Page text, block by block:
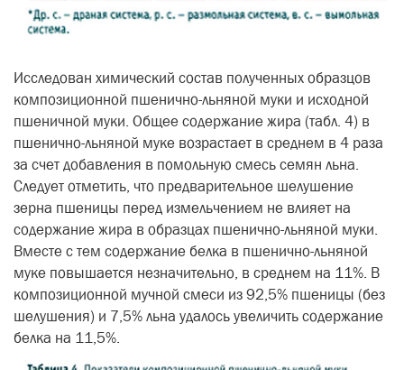
Исследован химический состав полученных образцов
композиционной пшенично-льняной муки и исходной
пшеничной муки. Общее содержание жира (табл. 4) в
пшенично-льняной муке возрастает в среднем в 4 раза
за счет добавления в помольную смесь семян льна.
Следует отметить, что предварительное шелушение
зерна пшеницы перед измельчением не влияет на
содержание жира в образцах пшенично-льняной муки.
Вместе с тем содержание белка в пшенично-льняной
муке повышается незначительно, в среднем на 11%. В
композиционной мучной смеси из 92,5% пшеницы (без
шелушения) и 7,5% льна удалось увеличить содержание
белка на 11,5%.